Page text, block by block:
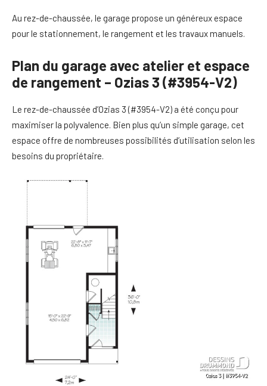
Au rez-de-chaussée, le garage propose un généreux espace
pour le stationnement, le rangement et les travaux manuels.
Plan du garage avec atelier et espace
de rangement – Ozias 3 (#3954-V2)
Le rez-de-chaussée d’Ozias 3 (#3954-V2) a été conçu pour
maximiser la polyvalence. Bien plus qu’un simple garage, cet
espace offre de nombreuses possibilités d’utilisation selon les
besoins du propriétaire.